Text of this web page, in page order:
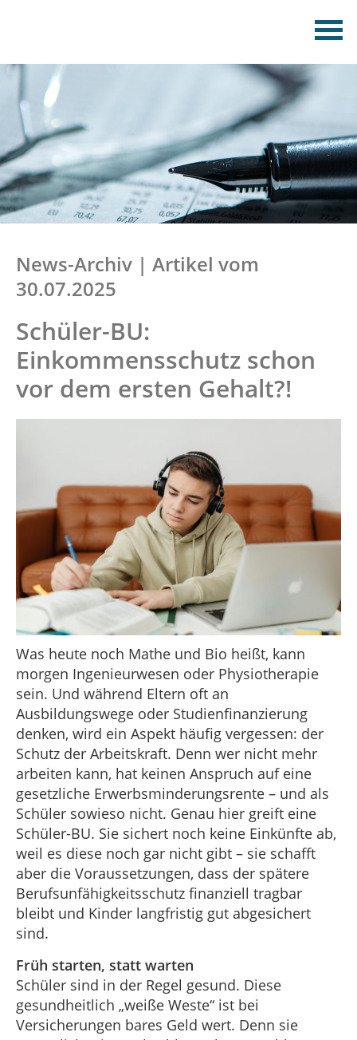
News-Archiv | Artikel vom
30.07.2025
Schüler-BU:
Einkommensschutz schon
vor dem ersten Gehalt?!
Was heute noch Mathe und Bio heißt, kann
morgen Ingenieurwesen oder Physiotherapie
sein. Und während Eltern oft an
Ausbildungswege oder Studienfinanzierung
denken, wird ein Aspekt häufig vergessen: der
Schutz der Arbeitskraft. Denn wer nicht mehr
arbeiten kann, hat keinen Anspruch auf eine
gesetzliche Erwerbsminderungsrente – und als
Schüler sowieso nicht. Genau hier greift eine
Schüler-BU. Sie sichert noch keine Einkünfte ab,
weil es diese noch gar nicht gibt – sie schafft
aber die Voraussetzungen, dass der spätere
Berufsunfähigkeitsschutz finanziell tragbar
bleibt und Kinder langfristig gut abgesichert
sind.
Früh starten, statt warten
Schüler sind in der Regel gesund. Diese
gesundheitlich „weiße Weste“ ist bei
Versicherungen bares Geld wert. Denn sie